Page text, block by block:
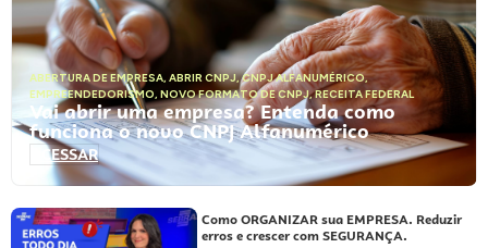
ABERTURA DE EMPRESA, ABRIR CNPJ,CNPJ ALFANUMÉRICO,
EMPREENDEDORISMO, NOVO FORMATO DE CNPJ,RECEITA FEDERAL
Vai abrir uma empresa? Entenda como
funciona o novo CNPJ Alfanumérico
ACESSAR
Como ORGANIZAR sua EMPRESA. Reduzir
erros e crescer com SEGURANÇA.